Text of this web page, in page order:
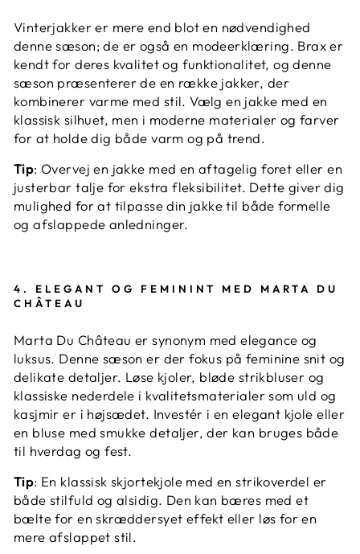
Vinterjakker er mere end blot en nødvendighed
denne sæson; de er også en modeerklæring. Brax er
kendt for deres kvalitet og funktionalitet, og denne
sæson præsenterer de en række jakker, der
kombinerer varme med stil. Vælg en jakke med en
klassisk silhuet, men i moderne materialer og farver
for at holde dig både varm og på trend.
Tip: Overvej en jakke med en aftagelig foret eller en
justerbar talje for ekstra fleksibilitet. Dette giver dig
mulighed for at tilpasse din jakke til både formelle
og afslappede anledninger.
4. ELEGANT OG FEMININT MED MARTA DU
CHÂTEAU
Marta Du Château er synonym med elegance og
luksus. Denne sæson er der fokus på feminine snit og
delikate detaljer. Løse kjoler, bløde strikbluser og
klassiske nederdele i kvalitetsmaterialer som uld og
kasjmir er i højsædet. Investér i en elegant kjole eller
en bluse med smukke detaljer, der kan bruges både
til hverdag og fest.
Tip: En klassisk skjortekjole med en strikoverdel er
både stilfuld og alsidig. Den kan bæres med et
bælte for en skræddersyet effekt eller løs for en
mere afslappet stil.